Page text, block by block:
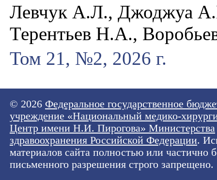
Левчук А.Л., Джоджуа
Терентьев Н.А.,
Том 21, №2, 2026 г.
© 2026 Федеральное государственное
учреждение «Национальный медико-
Центр имени Н.И. Пирогова» Министерства
здравоохранения Российской Федерации.
материалов сайта полностью или частично
письменного разрешения строго запрещено.